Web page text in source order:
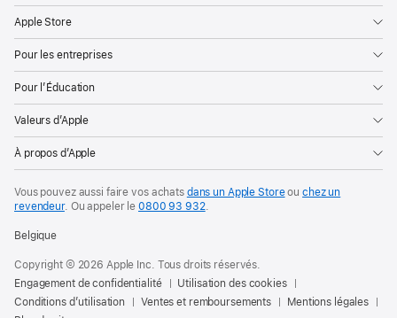
Apple Store
Pour les entreprises
Pour l’Éducation
Valeurs d’Apple
À propos d’Apple
Vous pouvez aussi faire vos achats dans un Apple Storeouchez un
revendeur. Ouappeler le0800 93 932.
Belgique
Copyright © 2026 Apple Inc. Tous droits réservés.
Engagement de confidentialité
Utilisation des cookies
Conditions d’utilisation
Ventes et remboursements
Mentions légales